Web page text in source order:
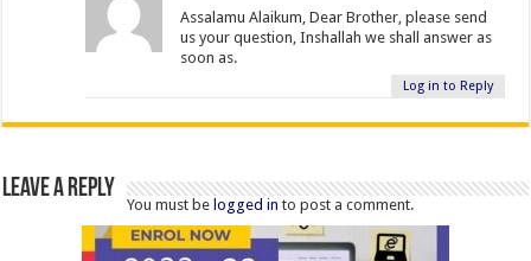
Assalamu Alaikum, Dear Brother, please send
us your question, Inshallah we shall answer as
soon as.
Log in to Reply
Leave a Reply
You must belogged in to post a comment.